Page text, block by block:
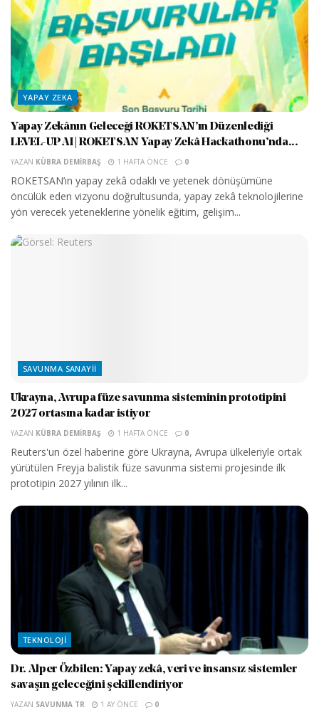
YAPAY ZEKA
Yapay Zekânın Geleceği ROKETSAN’ın Düzenlediği
LEVEL-UP AI | ROKETSAN Yapay Zekâ Hackathonu’nda...
YAZAN KÜBRA DEMIRBAŞ 1 HAFTA ÖNCE 0
ROKETSAN’ın yapay zekâ odaklı ve yetenek dönüşümüne
öncülük eden vizyonu doğrultusunda, yapay zekâ teknolojilerine
yön verecek yeteneklerine yönelik eğitim, gelişim...
SAVUNMA SANAYII
Ukrayna, Avrupa füze savunma sisteminin prototipini
2027 ortasına kadar istiyor
YAZAN KÜBRA DEMIRBAŞ 1 HAFTA ÖNCE 0
Reuters'un özel haberine göre Ukrayna, Avrupa ülkeleriyle ortak
yürütülen Freyja balistik füze savunma sistemi projesinde ilk
prototipin 2027 yılının ilk...
TEKNOLOJI
Dr. Alper Özbilen: Yapay zekâ, veri ve insansız sistemler
savaşın geleceğini şekillendiriyor
YAZAN SAVUNMA TR 1 AY ÖNCE 0